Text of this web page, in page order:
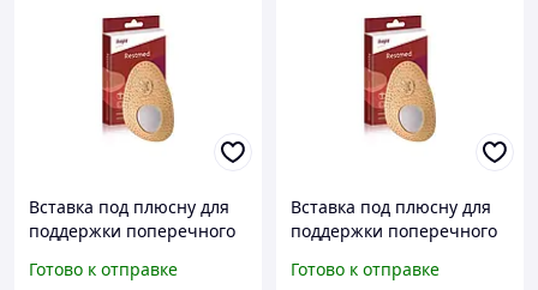
Вставка под плюсну для
поддержки поперечного
Restmed р.39-40
Готово к отправке
Вставка под плюсну для
поддержки поперечного
Restmed р.41-42
Готово к отправке